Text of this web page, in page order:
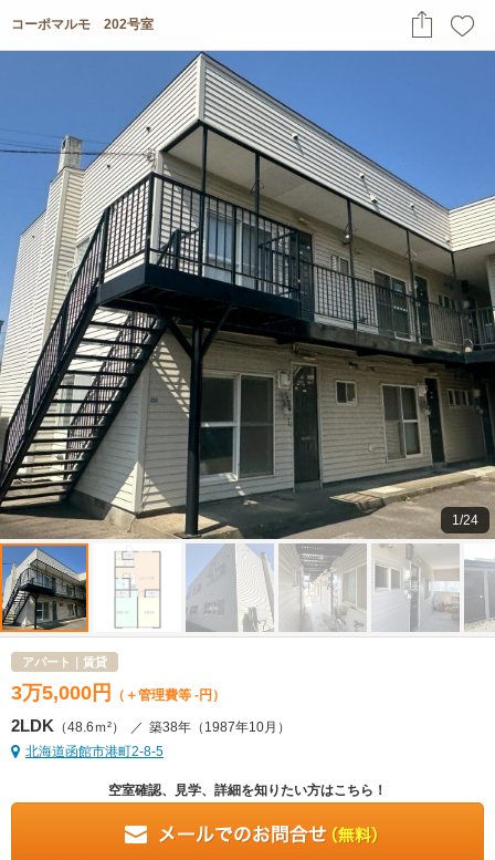
1/24
コーポマルモ 202号室
アパート｜賃貸
3万5,000 円 （＋管理費等 -円）
2LDK （48.6ｍ²） ／ 築38年 （1987年10月）
北海道函館市港町2-8-5
空室確認、見学、詳細を知りたい方はこちら！